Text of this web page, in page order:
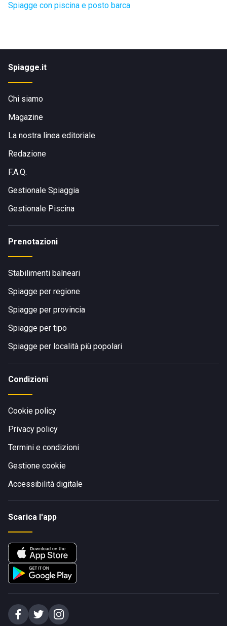
Spiagge con piscina e posto barca
Spiagge.it
Chi siamo
Magazine
La nostra linea editoriale
Redazione
F.A.Q.
Gestionale Spiaggia
Gestionale Piscina
Prenotazioni
Stabilimenti balneari
Spiagge per regione
Spiagge per provincia
Spiagge per tipo
Spiagge per località più popolari
Condizioni
Cookie policy
Privacy policy
Termini e condizioni
Gestione cookie
Accessibilità digitale
Scarica l'app